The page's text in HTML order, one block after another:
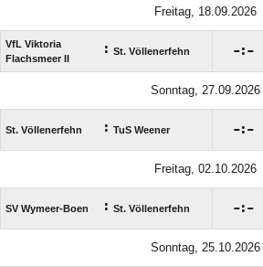
Freitag, 18.09.2026
VfL Viktoria
Flachsmeer II
: St. Völlenerfehn :
Sonntag, 27.09.2026
St. Völlenerfehn : TuS Weener :
Freitag, 02.10.2026
SV Wymeer-Boen : St. Völlenerfehn :
Sonntag, 25.10.2026